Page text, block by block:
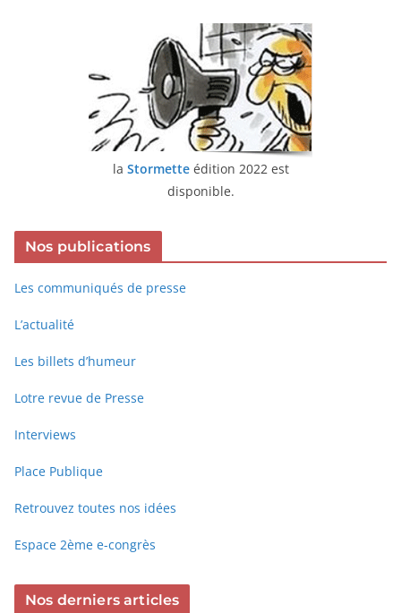
la Stormetteédition 2022 est
disponible.
Nos publications
Les communiqués de presse
L’actualité
Les billets d’humeur
Lotre revue de Presse
Interviews
Place Publique
Retrouvez toutes nos idées
Espace 2ème e-congrès
Nos derniers articles